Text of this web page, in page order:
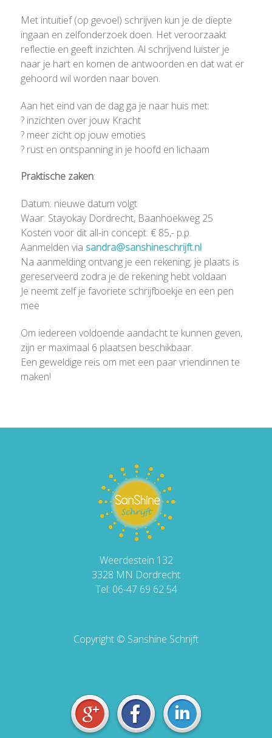
Met intuïtief (op gevoel) schrijven kun je de diepte
ingaan en zelfonderzoek doen. Het veroorzaakt
reflectie en geeft inzichten. Al schrijvend luister je
naar je hart en komen de antwoorden en dat wat er
gehoord wil worden naar boven.
Aan het eind van de dag ga je naar huis met:
? inzichten over jouw Kracht
? meer zicht op jouw emoties
? rust en ontspanning in je hoofd en lichaam
Praktische zaken:
Datum: nieuwe datum volgt
Waar: Stayokay Dordrecht, Baanhoekweg 25
Kosten voor dit all-in concept: € 85,- p.p.
Aanmelden via sandra@sanshineschrijft.nl
Na aanmelding ontvang je een rekening; je plaats is
gereserveerd zodra je de rekening hebt voldaan
Je neemt zelf je favoriete schrijfboekje en een pen
mee
Om iedereen voldoende aandacht te kunnen geven,
zijn er maximaal 6 plaatsen beschikbaar.
Een geweldige reis om met een paar vriendinnen te
maken!
Weerdestein 132
3328 MN Dordrecht
Tel: 06-47 69 62 54
Copyright © Sanshine Schrijft